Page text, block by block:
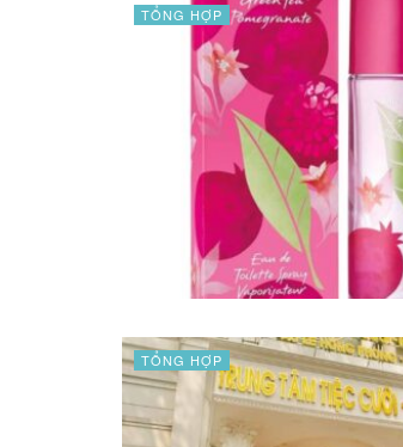
TỔNG HỢP
TỔNG HỢP